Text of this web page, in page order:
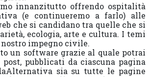
innanzitutto offrendo ospitalità
(e continueremo a farlo) alle
che si candidano tra quelle che si
ecologia, arte e cultura. I temi
impegno civile.
un software grazie al quale potrai
pubblicati da ciascuna pagina
sia su tutte le pagine